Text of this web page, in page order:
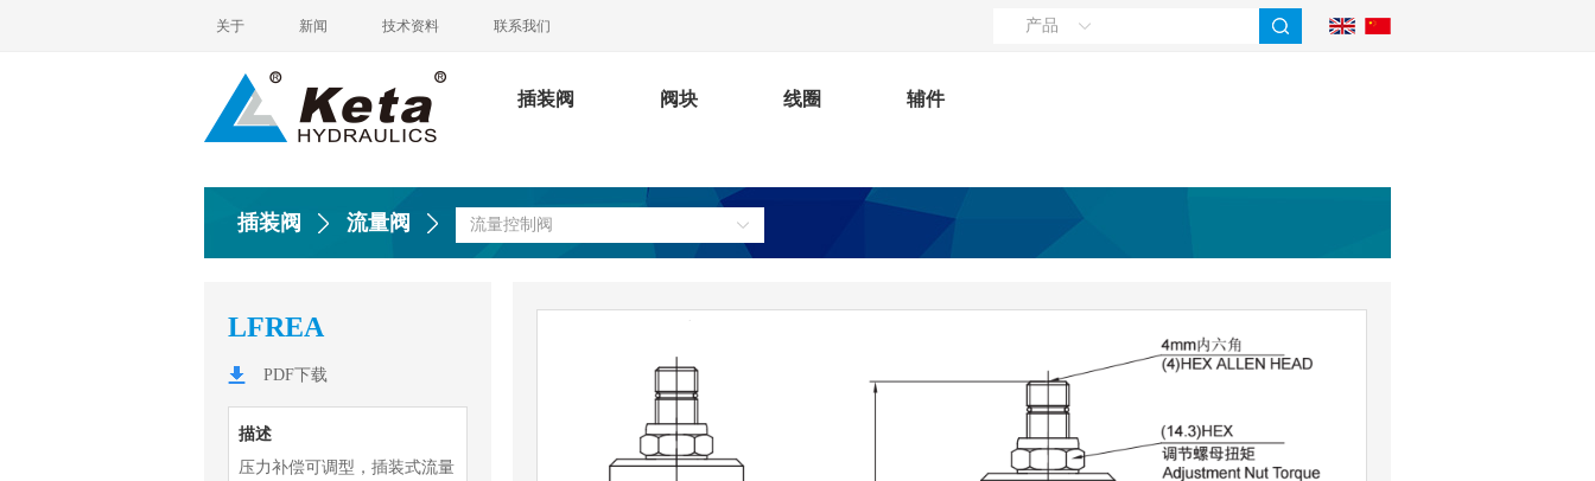
关于 新闻 技术资料 联系我们 产品
插装阀 阀块 线圈 辅件
插装阀 流量阀 流量控制阀
LFREA
PDF下载
描述
压力补偿可调型，插装式流量